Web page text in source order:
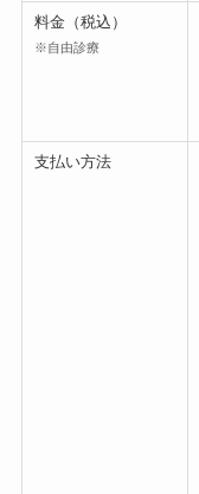
料金（税込）
※自由診療
支払い方法